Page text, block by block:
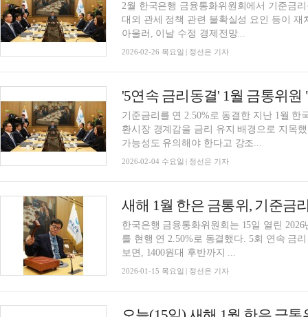
2월 한국은행 금융통화위원회에서 기준금
대외 관세 정책 관련 불확실성 요인 등이
아울러, 이날 수정 경제전망...
2026-02-26 목요일 | 정선은 기자
기준금리를 연 2.50%로 동결한 지난 1월
환시장 경계감을 금리 유지 배경으로 지목
가능성도 유의해야 한다고 강조...
2026-02-04 수요일 | 정선은 기자
한국은행 금융통화위원회는 15일 열린
를 현행 연 2.50%로 동결했다. 5회 연속 금
보면, 1400원대 후반까지 ...
2026-01-15 목요일 | 정선은 기자